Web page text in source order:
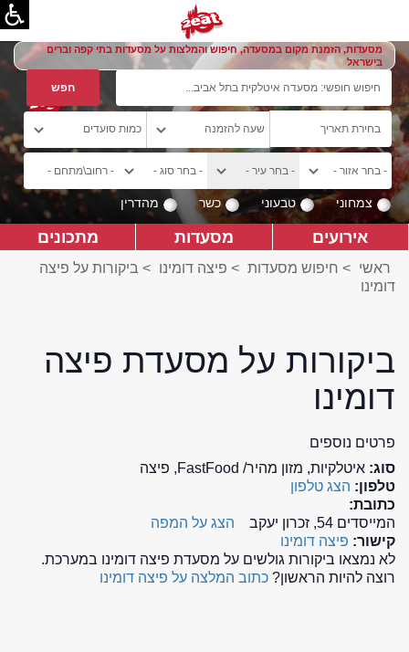
מסעדות, הזמנת מקום במסעדה, חיפוש והמלצות על מסעדות בתי קפה וברים
בישראל
צמחוני טבעוני כשר מהדרין
אירועים מסעדות מתכונים
ראשי > חיפוש מסעדות > פיצה דומינו > ביקורות על פיצה
דומינו
ביקורות על מסעדת פיצה
דומינו
פרטים נוספים
סוג: איטלקיות, מזון מהיר/ FastFood, פיצה
טלפון: הצג טלפון
כתובת:
המייסדים 54, זכרון יעקב
הצג על המפה
קישור: פיצה דומינו
לא נמצאו ביקורות גולשים על מסעדת פיצה דומינו במערכת.
רוצה להיות הראשון? כתוב המלצה על פיצה דומינו